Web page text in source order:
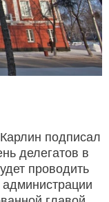
подписал
делегатов в
проводить